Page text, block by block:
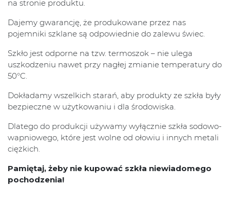
na stronie produktu.
Dajemy gwarancję, że produkowane przez nas
pojemniki szklane są odpowiednie do zalewu świec.
Szkło jest odporne na tzw. termoszok – nie ulega
uszkodzeniu nawet przy nagłej zmianie temperatury do
50°C.
Dokładamy wszelkich starań, aby produkty ze szkła były
bezpieczne w użytkowaniu i dla środowiska.
Dlatego do produkcji używamy wyłącznie szkła sodowo-
wapniowego, które jest wolne od ołowiu i innych metali
ciężkich.
Pamiętaj, żeby nie kupować szkła niewiadomego
pochodzenia!